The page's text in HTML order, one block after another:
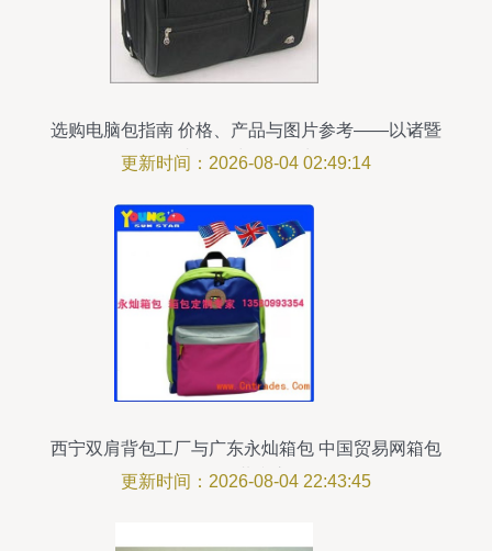
选购电脑包指南 价格、产品与图片参考——以诸暨
天叶箱包鞋帽零售为例
更新时间：2026-08-04 02:49:14
西宁双肩背包工厂与广东永灿箱包 中国贸易网箱包
销售的共赢之道
更新时间：2026-08-04 22:43:45